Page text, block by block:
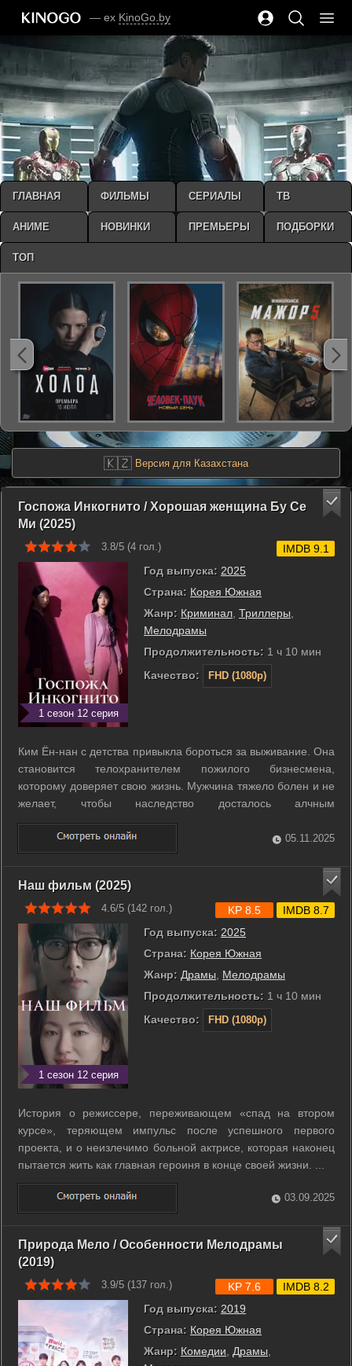
— ex KinoGo.by
🇰🇿 Версия для Казахстана
Госпожа Инкогнито / Хорошая женщина Бу Се
Ми (2025)
3.8/5 (4 гол.)
1 сезон 12 серия
Год выпуска: 2025
Страна: Корея Южная
Жанр: Криминал Триллеры
Мелодрамы
Продолжительность: 1 ч 10 мин
Качество:
FHD (1080p)
IMDB 9.1
Ким Ён-нан с детства привыкла бороться за выживание. Она
становится телохранителем пожилого бизнесмена,
которому доверяет свою жизнь. Мужчина тяжело болен и не
желает, чтобы наследство досталось алчным
родственникам. Он предлагает девушке фиктивный брак,
чтобы обезопасить своё состояние. После его смерти Ён
Ран вынуждена скрываться под новым ...
05.11.2025
Наш фильм (2025)
4.6/5 (142 гол.)
1 сезон 12 серия
Год выпуска: 2025
Страна: Корея Южная
Жанр: Драмы
Мелодрамы
Продолжительность: 1 ч 10 мин
Качество:
FHD (1080p)
KP 8.5 IMDB 8.7
История о режиссере, переживающем «спад на втором
курсе», теряющем импульс после успешного первого
проекта, и о неизлечимо больной актрисе, которая наконец
пытается жить как главная героиня в конце своей жизни. ...
03.09.2025
Природа Мело / Особенности Мелодрамы
(2019)
3.9/5 (137 гол.)
Год выпуска: 2019
Страна: Корея Южная
Жанр: Комедии Драмы
KP 7.6 IMDB 8.2
ГЛАВНАЯ ФИЛЬМЫ СЕРИАЛЫ ТВ
АНИМЕ НОВИНКИ ПРЕМЬЕРЫ ПОДБОРКИ
ТОП